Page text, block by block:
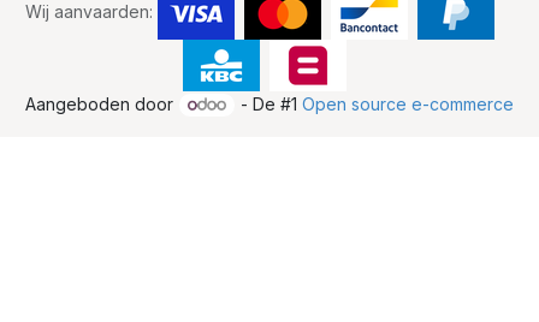
Wij aanvaarden:
Aangeboden door - De #1Open source e-commerce